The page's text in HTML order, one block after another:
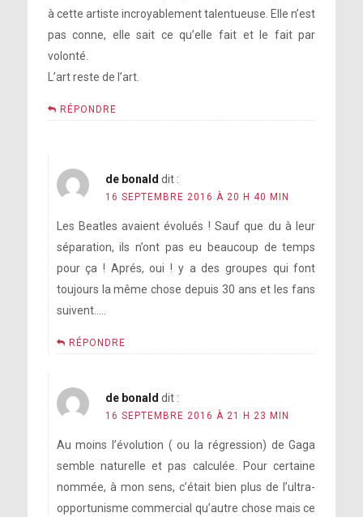
à cette artiste incroyablement talentueuse. Elle n’est
pas conne, elle sait ce qu’elle fait et le fait par
volonté.
L’art reste de l’art.
RÉPONDRE
de bonald dit :
16 SEPTEMBRE 2016 À 20 H 40 MIN
Les Beatles avaient évolués ! Sauf que du à leur
séparation, ils n’ont pas eu beaucoup de temps
pour ça ! Aprés, oui ! y a des groupes qui font
toujours la même chose depuis 30 ans et les fans
suivent…..
RÉPONDRE
de bonald dit :
16 SEPTEMBRE 2016 À 21 H 23 MIN
Au moins l’évolution ( ou la régression) de Gaga
semble naturelle et pas calculée. Pour certaine
nommée, à mon sens, c’était bien plus de l’ultra-
opportunisme commercial qu’autre chose mais ce